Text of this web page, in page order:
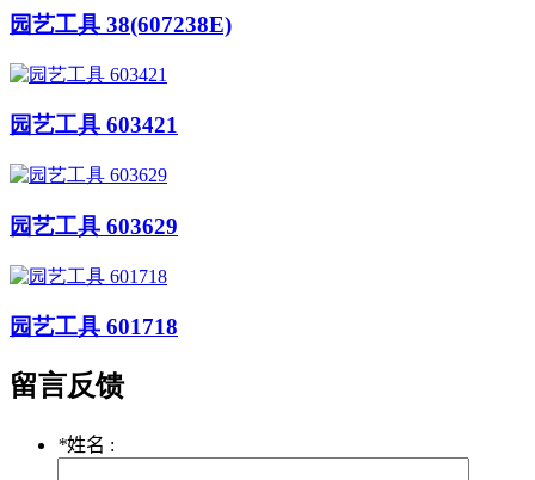
园艺工具 38(607238E)
园艺工具 603421
园艺工具 603629
园艺工具 601718
留言反馈
*姓名 :